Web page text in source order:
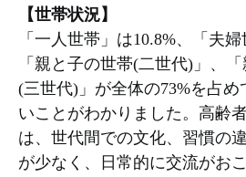
【世帯状況】
「一人世帯」は10.8%、「夫婦
「親と子の世帯(二世代)」、
(三世代)」が全体の73%を占
いことがわかりました。高齢
は、世代間での文化、習慣の
が少なく、日常的に交流がお